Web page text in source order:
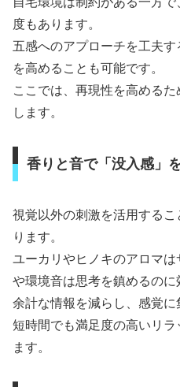
度もあります。
五感へのアプローチを工夫
を高めることも可能です。
ここでは、再現性を高める
します。
香りと音で「没入感」
視覚以外の刺激を活用する
ります。
ユーカリやヒノキのアロマ
や環境音は思考を鎮めるのに
余計な情報を減らし、感覚に
短時間でも満足度の高いリ
ます。